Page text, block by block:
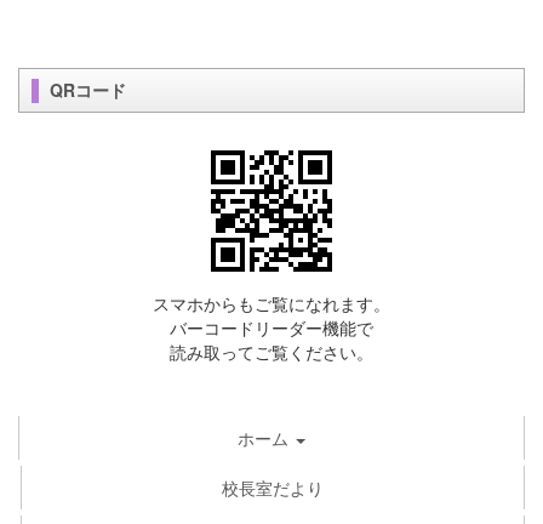
QRコード
スマホからもご覧になれます。
バーコードリーダー機能で
読み取ってご覧ください。
ホーム
校長室だより